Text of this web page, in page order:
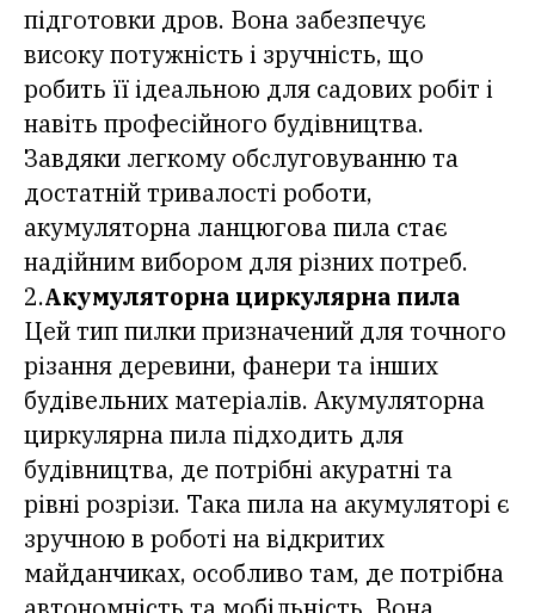
підготовки дров. Вона забезпечує
високу потужність і зручність, що
робить її ідеальною для садових робіт і
навіть професійного будівництва.
Завдяки легкому обслуговуванню та
достатній тривалості роботи,
акумуляторна ланцюгова пила стає
надійним вибором для різних потреб.
2.Акумуляторна циркулярна пила
Цей тип пилки призначений для точного
різання деревини, фанери та інших
будівельних матеріалів. Акумуляторна
циркулярна пила підходить для
будівництва, де потрібні акуратні та
рівні розрізи. Така пила на акумуляторі є
зручною в роботі на відкритих
майданчиках, особливо там, де потрібна